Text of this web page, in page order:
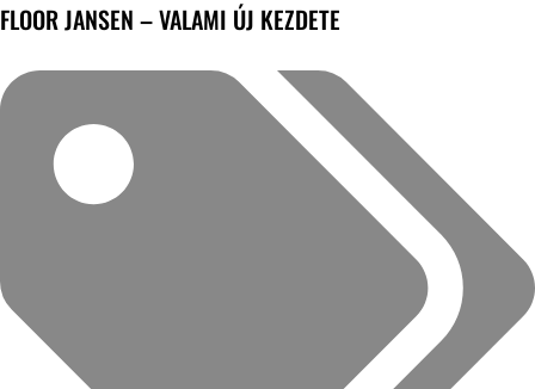
FLOOR JANSEN – VALAMI ÚJ KEZDETE